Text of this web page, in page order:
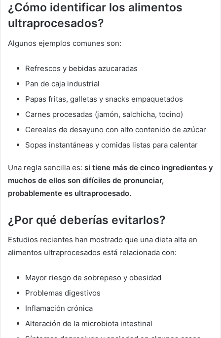
¿Cómo identificar los alimentos
ultraprocesados?
Algunos ejemplos comunes son:
Refrescos y bebidas azucaradas
Pan de caja industrial
Papas fritas, galletas y snacks empaquetados
Carnes procesadas (jamón, salchicha, tocino)
Cereales de desayuno con alto contenido de azúcar
Sopas instantáneas y comidas listas para calentar
Una regla sencilla es: si tiene más de cinco ingredientes y
muchos de ellos son difíciles de pronunciar,
probablemente es ultraprocesado.
¿Por qué deberías evitarlos?
Estudios recientes han mostrado que una dieta alta en
alimentos ultraprocesados está relacionada con:
Mayor riesgo de sobrepeso y obesidad
Problemas digestivos
Inflamación crónica
Alteración de la microbiota intestinal